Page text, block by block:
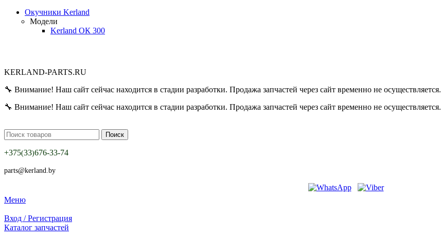
Окучники Kerland
Модели
Kerland ОК 300
KERLAND-PARTS.RU
🔧 Внимание! Наш сайт сейчас находится в стадии разработки. Продажа запчастей через сайт временно не осуществляется.
🔧 Внимание! Наш сайт сейчас находится в стадии разработки. Продажа запчастей через сайт временно не осуществляется.
Поиск
+375(33)676-33-74
parts@kerland.by
Меню
Вход / Регистрация
Каталог запчастей